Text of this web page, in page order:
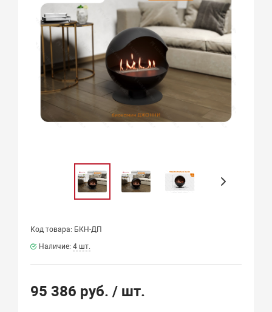
Код товара: БКН-ДП
Наличие:4 шт.
95 386 руб./ шт.